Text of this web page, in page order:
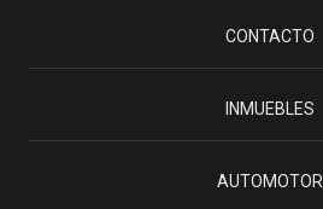
CONTACTO
INMUEBLES
AUTOMOTOR